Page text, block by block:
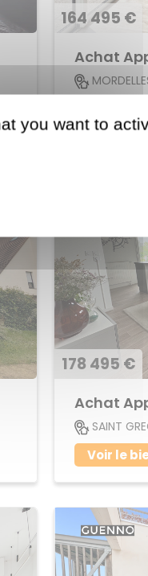
164 495 €
Achat
178 495 €
SAINT
Voir le
you want to